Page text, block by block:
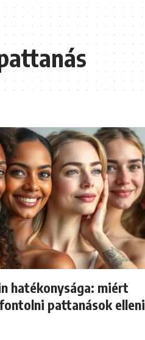
hatékonysága: miért
pattanások elleni